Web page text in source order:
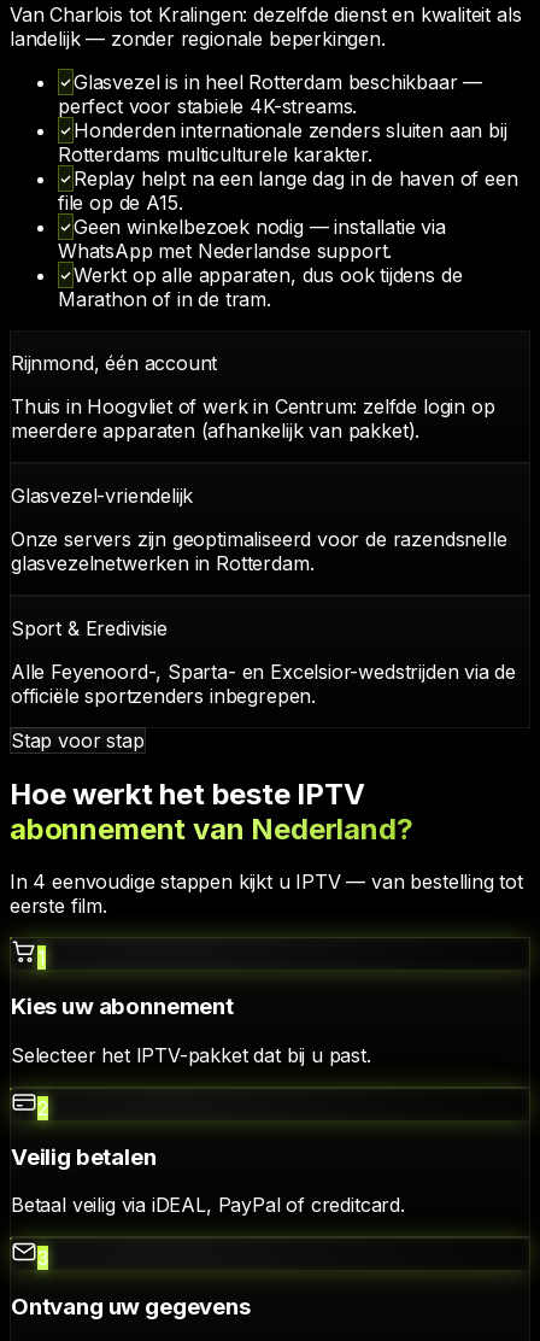
Van Charlois tot Kralingen: dezelfde dienst en kwaliteit als
landelijk — zonder regionale beperkingen.
Glasvezel is in heel Rotterdam beschikbaar —
perfect voor stabiele 4K-streams.
Honderden internationale zenders sluiten aan bij
Rotterdams multiculturele karakter.
Replay helpt na een lange dag in de haven of een
file op de A15.
Geen winkelbezoek nodig — installatie via
WhatsApp met Nederlandse support.
Werkt op alle apparaten, dus ook tijdens de
Marathon of in de tram.
Rijnmond, één account
Thuis in Hoogvliet of werk in Centrum: zelfde login op
meerdere apparaten (afhankelijk van pakket).
Glasvezel-vriendelijk
Onze servers zijn geoptimaliseerd voor de razendsnelle
glasvezelnetwerken in Rotterdam.
Sport & Eredivisie
Alle Feyenoord-, Sparta- en Excelsior-wedstrijden via de
officiële sportzenders inbegrepen.
Stap voor stap
Hoe werkt het beste IPTV
abonnement van Nederland?
In 4 eenvoudige stappen kijkt u IPTV — van bestelling tot
eerste film.
1
Kies uw abonnement
Selecteer het IPTV-pakket dat bij u past.
2
Veilig betalen
Betaal veilig via iDEAL, PayPal of creditcard.
3
Ontvang uw gegevens